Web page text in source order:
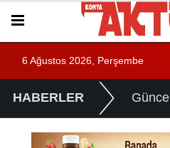
6 Ağustos 2026, Perşembe
HABERLER Güncel